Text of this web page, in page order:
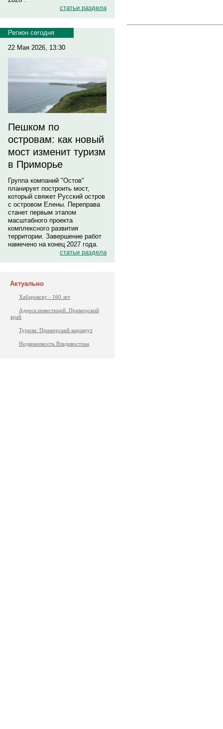
статьи раздела
Регион сегодня
22 Мая 2026, 13:30
Пешком по
островам: как новый
мост изменит туризм
в Приморье
Группа компаний "Остов"
планирует построить мост,
который свяжет Русский остров
с островом Елены. Переправа
станет первым этапом
масштабного проекта
комплексного развития
территории. Завершение работ
намечено на конец 2027 года.
статьи раздела
Актуально
Хабаровску - 160 лет
Адреса инвестиций. Приморский
край
Туризм: Приморский маршрут
Недвижимость Владивостока